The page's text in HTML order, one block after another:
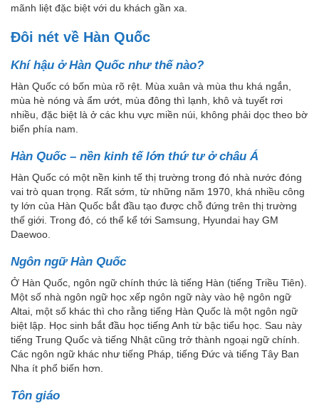
mãnh liệt đặc biệt với du khách gần xa.
Đôi nét về Hàn Quốc
Khí hậu ở Hàn Quốc như thế nào?
Hàn Quốc có bốn mùa rõ rệt. Mùa xuân và mùa thu khá ngắn,
mùa hè nóng và ẩm ướt, mùa đông thì lạnh, khô và tuyết rơi
nhiều, đặc biệt là ở các khu vực miền núi, không phải dọc theo bờ
biển phía nam.
Hàn Quốc – nền kinh tế lớn thứ tư ở châu Á
Hàn Quốc có một nền kinh tế thị trường trong đó nhà nước đóng
vai trò quan trọng. Rất sớm, từ những năm 1970, khá nhiều công
ty lớn của Hàn Quốc bắt đầu tạo được chỗ đứng trên thị trường
thế giới. Trong đó, có thể kể tới Samsung, Hyundai hay GM
Daewoo.
Ngôn ngữ Hàn Quốc
Ở Hàn Quốc, ngôn ngữ chính thức là tiếng Hàn (tiếng Triều Tiên).
Một số nhà ngôn ngữ học xếp ngôn ngữ này vào hệ ngôn ngữ
Altai, một số khác thì cho rằng tiếng Hàn Quốc là một ngôn ngữ
biệt lập. Học sinh bắt đầu học tiếng Anh từ bậc tiểu học. Sau này
tiếng Trung Quốc và tiếng Nhật cũng trở thành ngoại ngữ chính.
Các ngôn ngữ khác như tiếng Pháp, tiếng Đức và tiếng Tây Ban
Nha ít phổ biến hơn.
Tôn giáo